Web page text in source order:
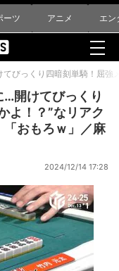
ーツ アニメ エン
びっくり四暗刻単騎！屈強
…開けてびっくり
よ！？”なリアク
おもろｗ」／麻
2024/12/14 17:28